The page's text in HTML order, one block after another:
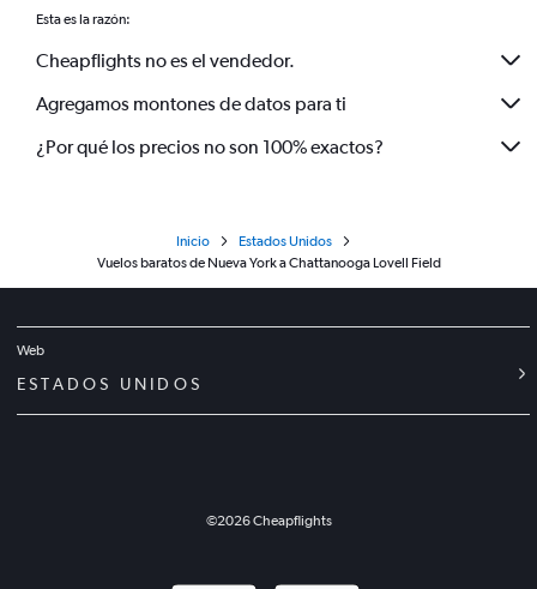
Esta es la razón:
Cheapflights no es el vendedor.
Agregamos montones de datos para ti
¿Por qué los precios no son 100% exactos?
Inicio
Estados Unidos
Vuelos baratos de Nueva York a Chattanooga Lovell Field
Web
ESTADOS UNIDOS
©2026Cheapflights